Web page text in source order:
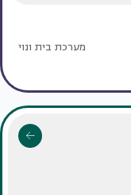
מערכת בית ונוי